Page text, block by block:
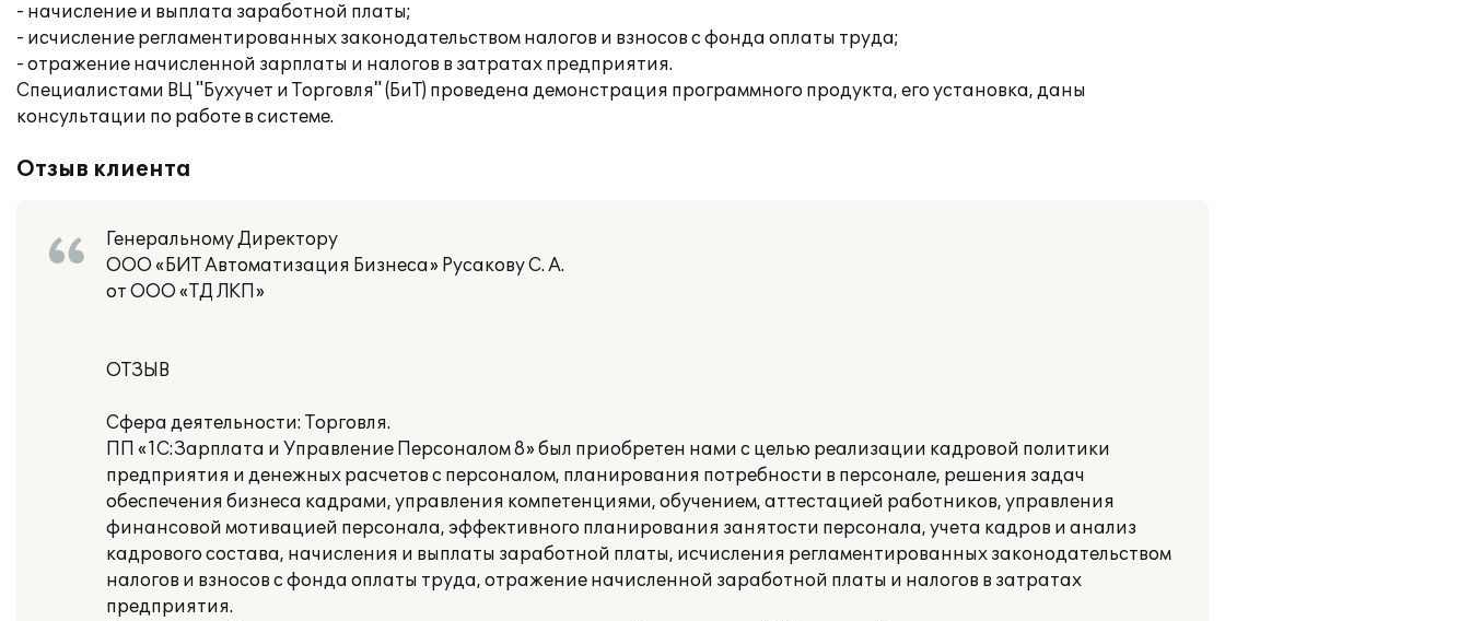
- начисление и выплата заработной платы;
- исчисление регламентированных законодательством налогов и взносов с фонда оплаты труда;
- отражение начисленной зарплаты и налогов в затратах предприятия.
Специалистами ВЦ "Бухучет и Торговля" (БиТ) проведена демонстрация программного продукта, его установка, даны
консультации по работе в системе.
Отзыв клиента
Генеральному Директору
ООО «БИТ Автоматизация Бизнеса» Русакову С. А.
от ООО «ТД ЛКП»
ОТЗЫВ
Сфера деятельности: Торговля.
ПП «1С:Зарплата и Управление Персоналом 8» был приобретен нами с целью реализации кадровой политики
предприятия и денежных расчетов с персоналом, планирования потребности в персонале, решения задач
обеспечения бизнеса кадрами, управления компетенциями, обучением, аттестацией работников, управления
финансовой мотивацией персонала, эффективного планирования занятости персонала, учета кадров и анализ
кадрового состава, начисления и выплаты заработной платы, исчисления регламентированных законодательством
налогов и взносов с фонда оплаты труда, отражение начисленной заработной платы и налогов в затратах
предприятия.